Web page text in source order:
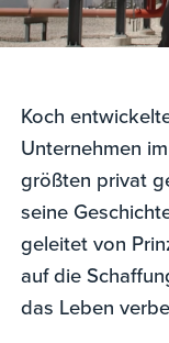
Koch
Unternehmen
größten privat
seine
geleitet von
auf die
das Leben